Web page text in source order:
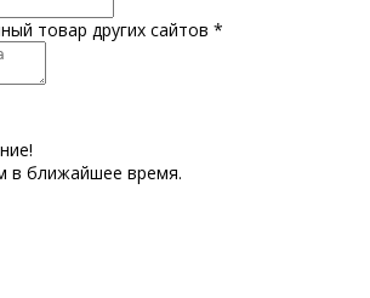
товар других сайтов *
в ближайшее время.